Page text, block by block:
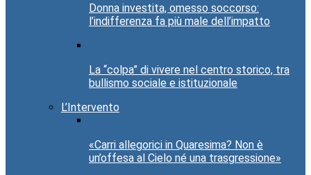
Donna investita, omesso soccorso:
l’indifferenza fa più male dell’impatto
La “colpa” di vivere nel centro storico, tra
bullismo sociale e istituzionale
L’Intervento
«Carri allegorici in Quaresima? Non è
un’offesa al Cielo né una trasgressione»